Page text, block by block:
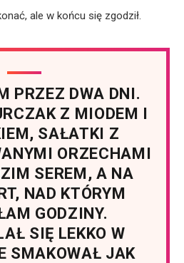
ale w końcu się zgodził.
PRZEZ DWA DNI.
Z MIODEM I
SAŁATKI Z
ORZECHAMI
SEREM, A NA
NAD KTÓRYM
GODZINY.
SIĘ LEKKO W
SMAKOWAŁ JAK